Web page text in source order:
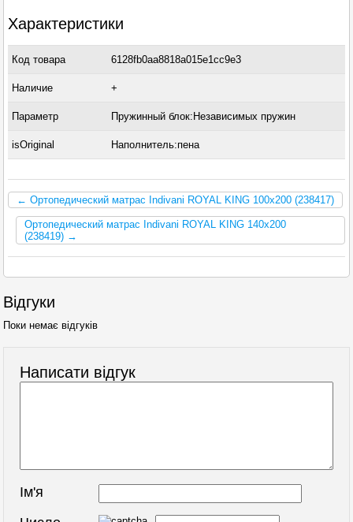
Характеристики
Код товара 6128fb0aa8818a015e1cc9e3
Наличие +
Параметр Пружинный блок:Независимых пружин
isOriginal Наполнитель:пена
← Ортопедический матрас Indivani ROYAL KING 100x200 (238417)
Ортопедический матрас Indivani ROYAL KING 140x200
(238419) →
Відгуки
Поки немає відгуків
Написати відгук
Ім'я